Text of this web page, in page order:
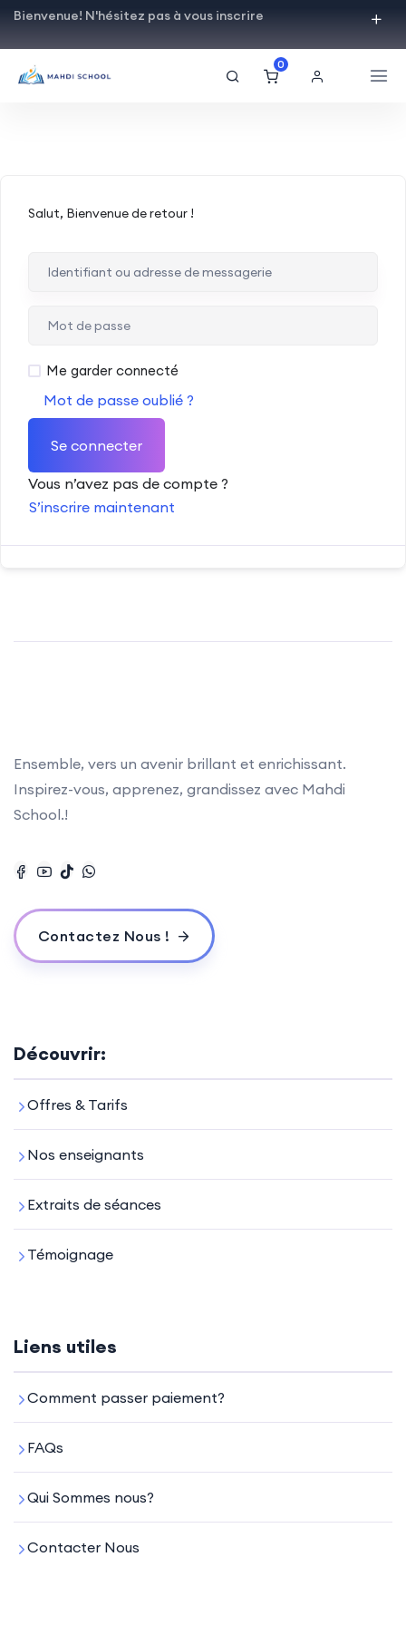
Bienvenue! N'hésitez pas à vous inscrire
0
Salut, Bienvenue de retour !
Me garder connecté
Mot de passe oublié ?
Se connecter
Vous n’avez pas de compte ?
S’inscrire maintenant
Ensemble, vers un avenir brillant et enrichissant.
Inspirez-vous, apprenez, grandissez avec Mahdi
School.!
Contactez Nous !
Découvrir:
Offres & Tarifs
Nos enseignants
Extraits de séances
Témoignage
Liens utiles
Comment passer paiement?
FAQs
Qui Sommes nous?
Contacter Nous